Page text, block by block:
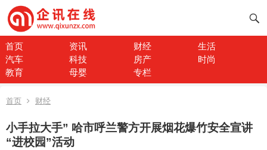
首页 资讯 财经
生活
汽车
科技 房产
时尚
教育
母婴 专栏
首页 财经
小手拉大手” 哈市呼兰警方开展烟花爆竹安全宣讲
“进校园”活动